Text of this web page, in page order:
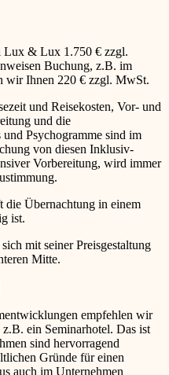
Lux & Lux 1.750 € zzgl.
Buchung, z.B. im
wir Ihnen 220 € zzgl. MwSt.
und Reisekosten, Vor- und
und die
Psychogramme sind im
von diesen Inklusiv-
Vorbereitung, wird immer
Übernachtung in einem
ist.
mit seiner Preisgestaltung
Mitte.
empfehlen wir
ein Seminarhotel. Das ist
sind hervorragend
Gründe für einen
auch im Unternehmen